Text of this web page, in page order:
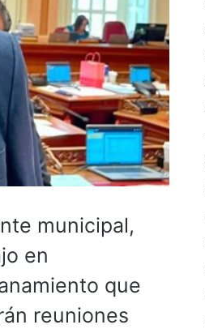
municipal,
en
que
reuniones